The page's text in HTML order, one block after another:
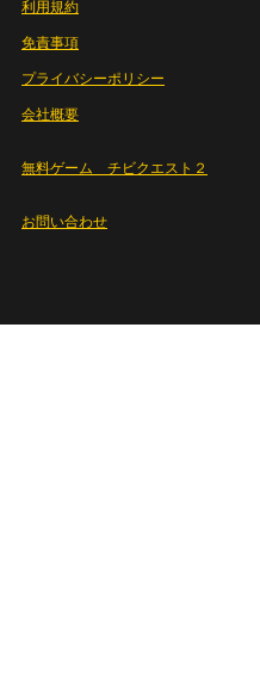
利用規約
免責事項
プライバシーポリシー
会社概要
無料ゲーム チビクエスト２
お問い合わせ